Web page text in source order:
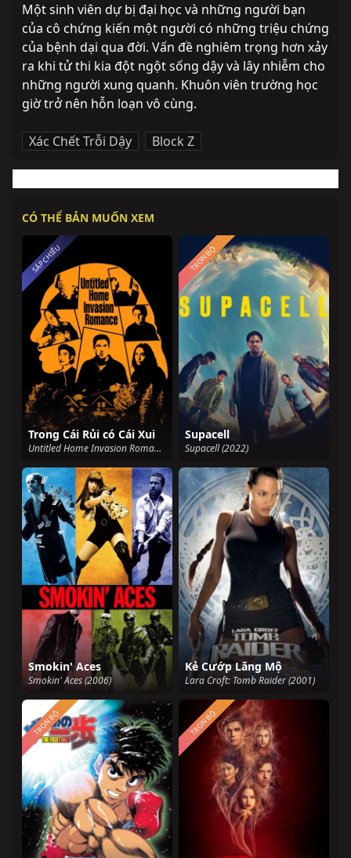
Một sinh viên dự bị đại học và những người bạn
của cô chứng kiến một người có những triệu chứng
của bệnh dại qua đời. Vấn đề nghiêm trọng hơn xảy
ra khi tử thi kia đột ngột sống dậy và lây nhiễm cho
những người xung quanh. Khuôn viên trường học
giờ trở nên hỗn loạn vô cùng.
Xác Chết Trỗi Dậy , Block Z
CÓ THỂ BẢN MUỐN XEM
Trong Cái Rủi có Cái Xui
Untitled Home Invasion Romance (2025)
SẮP CHIẾU
Supacell
Supacell (2022)
TRỌN BỘ
Smokin' Aces
Smokin' Aces (2006)
Kẻ Cướp Lăng Mộ
Lara Croft: Tomb Raider (2001)
TRỌN BỘ TRỌN BỘ